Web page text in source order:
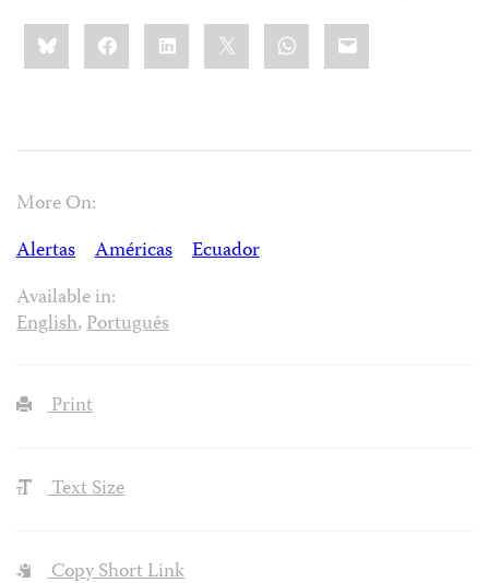
Share
this:BlueskyFacebookLinkedIn WhatsApp
Email
More On:
Alertas
Américas
Ecuador
Available in:
English,Português
Print
Text Size
Copy Short Link